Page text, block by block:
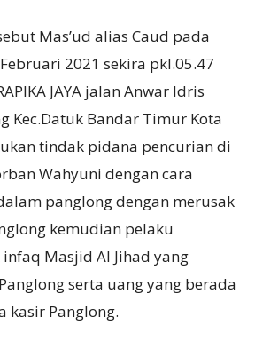
Mas’ud alias Caud pada
2021 sekira pkl.05.47
JAYA jalan Anwar Idris
Kec.Datuk Bandar Timur Kota
tindak pidana pencurian di
Wahyuni dengan cara
panglong dengan merusak
kemudian pelaku
Masjid Al Jihad yang
serta uang yang berada
kasir Panglong.